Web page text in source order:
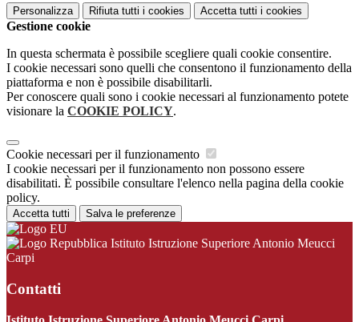
Personalizza Rifiuta tutti i cookies Accetta tutti i cookies
Gestione cookie
In questa schermata è possibile scegliere quali cookie consentire.
I cookie necessari sono quelli che consentono il funzionamento della
piattaforma e non è possibile disabilitarli.
Per conoscere quali sono i cookie necessari al funzionamento potete
visionare la COOKIE POLICY.
Cookie necessari per il funzionamento
I cookie necessari per il funzionamento non possono essere
disabilitati. È possibile consultare l'elenco nella pagina della cookie
policy.
Accetta tutti Salva le preferenze
Istituto Istruzione Superiore Antonio Meucci
Carpi
Contatti